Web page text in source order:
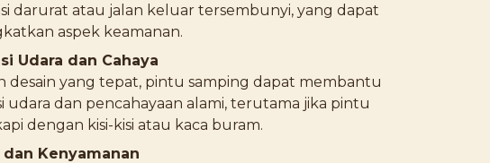
darurat atau jalan keluar tersembunyi, yang dapat
aspek keamanan.
Udara dan Cahaya
desain yang tepat, pintu samping dapat membantu
udara dan pencahayaan alami, terutama jika pintu
dengan kisi-kisi atau kaca buram.
dan Kenyamanan